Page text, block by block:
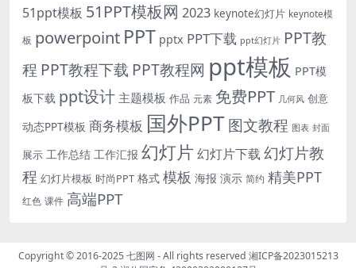
51ppt模板 51PPT模板网 2023 keynote幻灯片 keynote模
板 powerpoint PPT pptx PPT下载 ppt幻灯片 PPT教
程 PPT教程下载 PPT教程网 ppt模板 PPT模
板下载 ppt设计 主题模板 作品 元素 免费PPT 几何风 创意
动态PPT模板 商务模板 国外PPT图文教程 图表 封面
展示 工作总结 工作汇报 幻灯片 幻灯片下载 幻灯片教
程 幻灯片模板 时尚PPT 格式 模板 海报 演示 简约 精美PPT
红色 课件 高端PPT
Copyright © 2016-2025七图网 - All rights reserved 湘ICP备2023015213